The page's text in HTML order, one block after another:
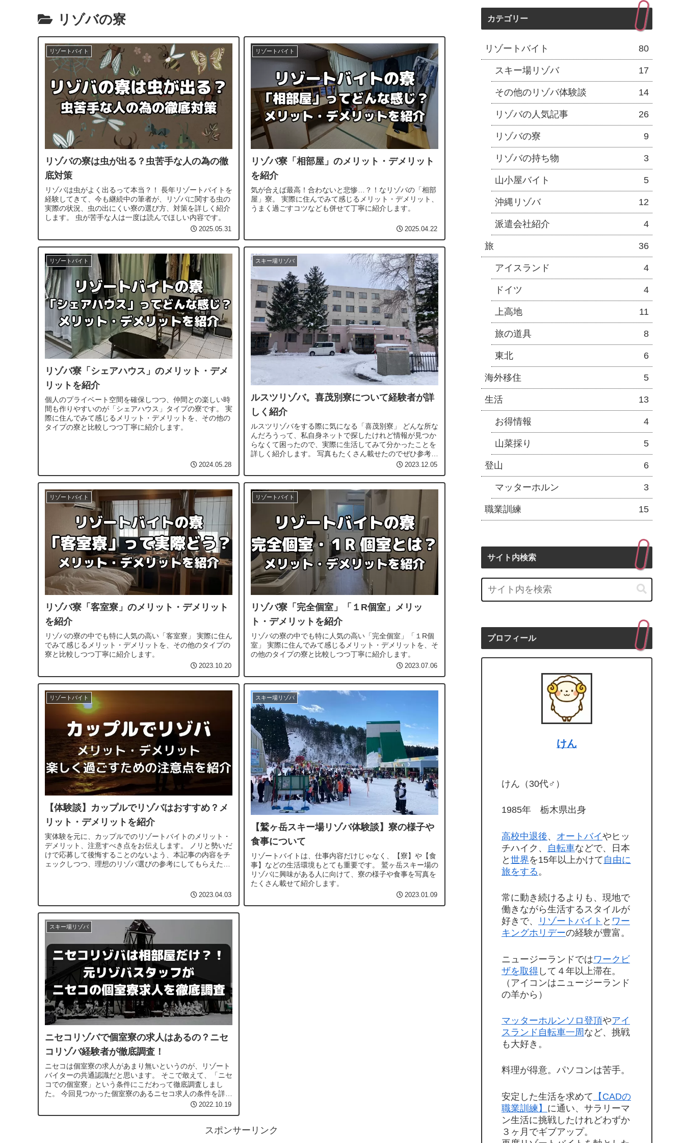
リゾバの寮
リゾートバイト
リゾバの寮は虫が出る？虫苦手な人の為の徹
底対策
リゾバは虫がよく出るって本当？！ 長年リゾートバイトを
経験してきて、今も継続中の筆者が、リゾバに関する虫の
実際の状況、虫の出にくい寮の選び方、対策を詳しく紹介
します。 虫が苦手な人は一度は読んでほしい内容です。
2025.05.31
リゾートバイト
リゾバ寮「相部屋」のメリット・デメリット
を紹介
気が合えば最高！合わないと悲惨…？！なリゾバの「相部
屋」寮。 実際に住んでみて感じるメリット・デメリット、
うまく過ごすコツなども併せて丁寧に紹介します。
2025.04.22
リゾートバイト
リゾバ寮「シェアハウス」のメリット・デメ
リットを紹介
個人のプライベート空間を確保しつつ、仲間との楽しい時
間も作りやすいのが「シェアハウス」タイプの寮です。 実
際に住んでみて感じるメリット・デメリットを、その他の
タイプの寮と比較しつつ丁寧に紹介します。
2024.05.28
スキー場リゾバ
ルスツリゾバ。喜茂別寮について経験者が詳
しく紹介
ルスツリゾバをする際に気になる「喜茂別寮」 どんな所な
んだろうって、私自身ネットで探したけれど情報が見つか
らなくて困ったので、実際に生活してみて分かったことを
詳しく紹介します。 写真もたくさん載せたのでぜひ参考に
2023.12.05
リゾートバイト
リゾバ寮「客室寮」のメリット・デメリット
を紹介
リゾバの寮の中でも特に人気の高い「客室寮」 実際に住ん
でみて感じるメリット・デメリットを、その他のタイプの
寮と比較しつつ丁寧に紹介します。
2023.10.20
リゾートバイト
リゾバ寮「完全個室」「１R個室」メリッ
ト・デメリットを紹介
リゾバの寮の中でも特に人気の高い「完全個室」「１R個
室」 実際に住んでみて感じるメリット・デメリットを、そ
の他のタイプの寮と比較しつつ丁寧に紹介します。
2023.07.06
リゾートバイト
【体験談】カップルでリゾバはおすすめ？メ
リット・デメリットを紹介
実体験を元に、カップルでのリゾートバイトのメリット・
デメリット、注意すべき点をお伝えします。 ノリと勢いだ
けで応募して後悔することのないよう、本記事の内容をチ
ェックしつつ、理想のリゾバ選びの参考にしてもらえたら
2023.04.03
スキー場リゾバ
【鷲ヶ岳スキー場リゾバ体験談】寮の様子や
食事について
リゾートバイトは、仕事内容だけじゃなく、【寮】や【食
事】などの生活環境もとても重要です。 鷲ヶ岳スキー場の
リゾバに興味がある人に向けて、寮の様子や食事を写真を
たくさん載せて紹介します。
2023.01.09
スキー場リゾバ
ニセコリゾバで個室寮の求人はあるの？ニセ
コリゾバ経験者が徹底調査！
ニセコは個室寮の求人があまり無いというのが、リゾート
バイターの共通認識だと思います。 そこで敢えて、「ニセ
コでの個室寮」という条件にこだわって徹底調査しまし
た。 今回見つかった個室寮のあるニセコ求人の条件を詳し
2022.10.19
スポンサーリンク
カテゴリー
リゾートバイト 80
スキー場リゾバ 17
その他のリゾバ体験談 14
リゾバの人気記事 26
リゾバの寮 9
リゾバの持ち物 3
山小屋バイト 5
沖縄リゾバ 12
派遣会社紹介 4
旅 36
アイスランド 4
ドイツ 4
上高地 11
旅の道具 8
東北 6
海外移住 5
生活 13
お得情報 4
山菜採り 5
登山 6
マッターホルン 3
職業訓練 15
サイト内検索
プロフィール
けん
けん（30代♂）
1985年 栃木県出身
高校中退後、 オートバイやヒッ
チハイク、 自転車などで、日本
と 世界を15年以上かけて 自由に
旅をする 。
常に動き続けるよりも、現地で
働きながら生活するスタイルが
好きで、
リゾートバイト と ワー
キングホリデーの経験が豊富。
ニュージーランドではワークビ
ザを取得 して４年以上滞在。
（アイコンはニュージーランド
の羊から）
マッターホルンソロ登頂やアイ
スランド自転車一周 など、挑戦
も大好き。
料理が得意。パソコンは苦手。
安定した生活を求めて 【CADの
職業訓練】 に通い、サラリーマ
ン生活に挑戦したけれどわずか
３ヶ月でギブアップ。